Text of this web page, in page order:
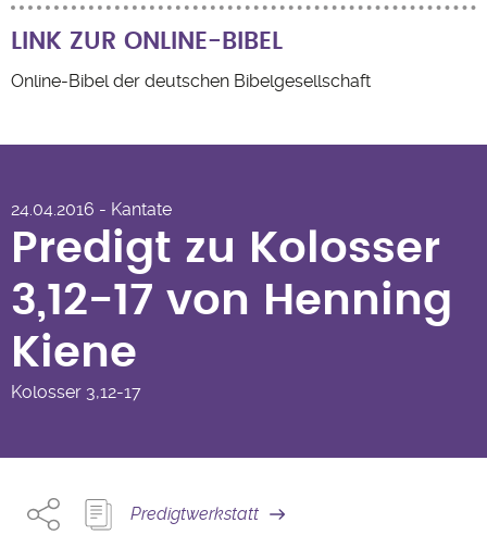
LINK ZUR ONLINE-BIBEL
Online-Bibel der deutschen Bibelgesellschaft
Predigt zu Kolosser 3,12-17
24.04.2016 - Kantate
Predigt zu Kolosser
3,12-17 von Henning
Kiene
Kolosser 3,12-17
Predigtwerkstatt